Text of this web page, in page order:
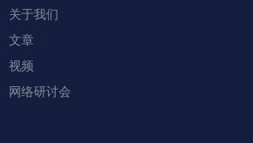
关于我们
文章
视频
网络研讨会